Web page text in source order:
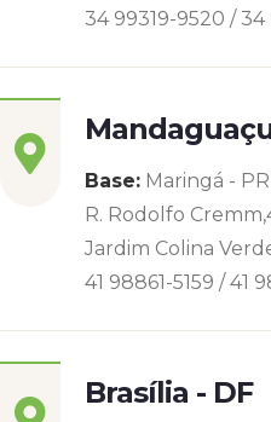
34 99319-9520 / 34
Base: Maringá - PR
R. Rodolfo
Jardim Colina
41 98861-5159 / 41
Brasília - DF